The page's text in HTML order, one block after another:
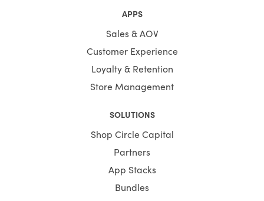
Before you avail of any service, know that there is a
crucial difference between site speed and page speed. It
can be a deciding factor in your organic rank and
site's performance. The figure is determined by
considering the average performance rate of a sample
of load times of a few pages on your site, and therefore
not a very in-depth way of determining your site’s true
Shopify Site Speed Optimization Service -
APPS
Sales & AOV
Customer Experience
Loyalty & Retention
Store Management
SOLUTIONS
Shop Circle Capital
Partners
App Stacks
Bundles